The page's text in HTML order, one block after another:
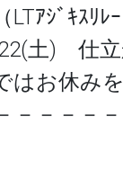
ｱｼﾞｷｽﾘﾚｰ
土) 仕
お休み
－－－－